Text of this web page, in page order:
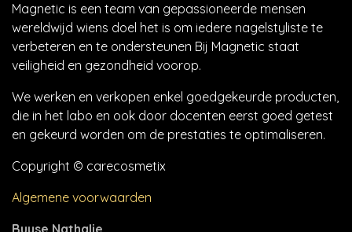
Magnetic is een team van gepassioneerde mensen
wereldwijd wiens doel het is om iedere nagelstyliste te
verbeteren en te ondersteunen Bij Magnetic staat
veiligheid en gezondheid voorop.
We werken en verkopen enkel goedgekeurde producten,
die in het labo en ook door docenten eerst goed getest
en gekeurd worden om de prestaties te optimaliseren.
Copyright © carecosmetix
Algemene voorwaarden